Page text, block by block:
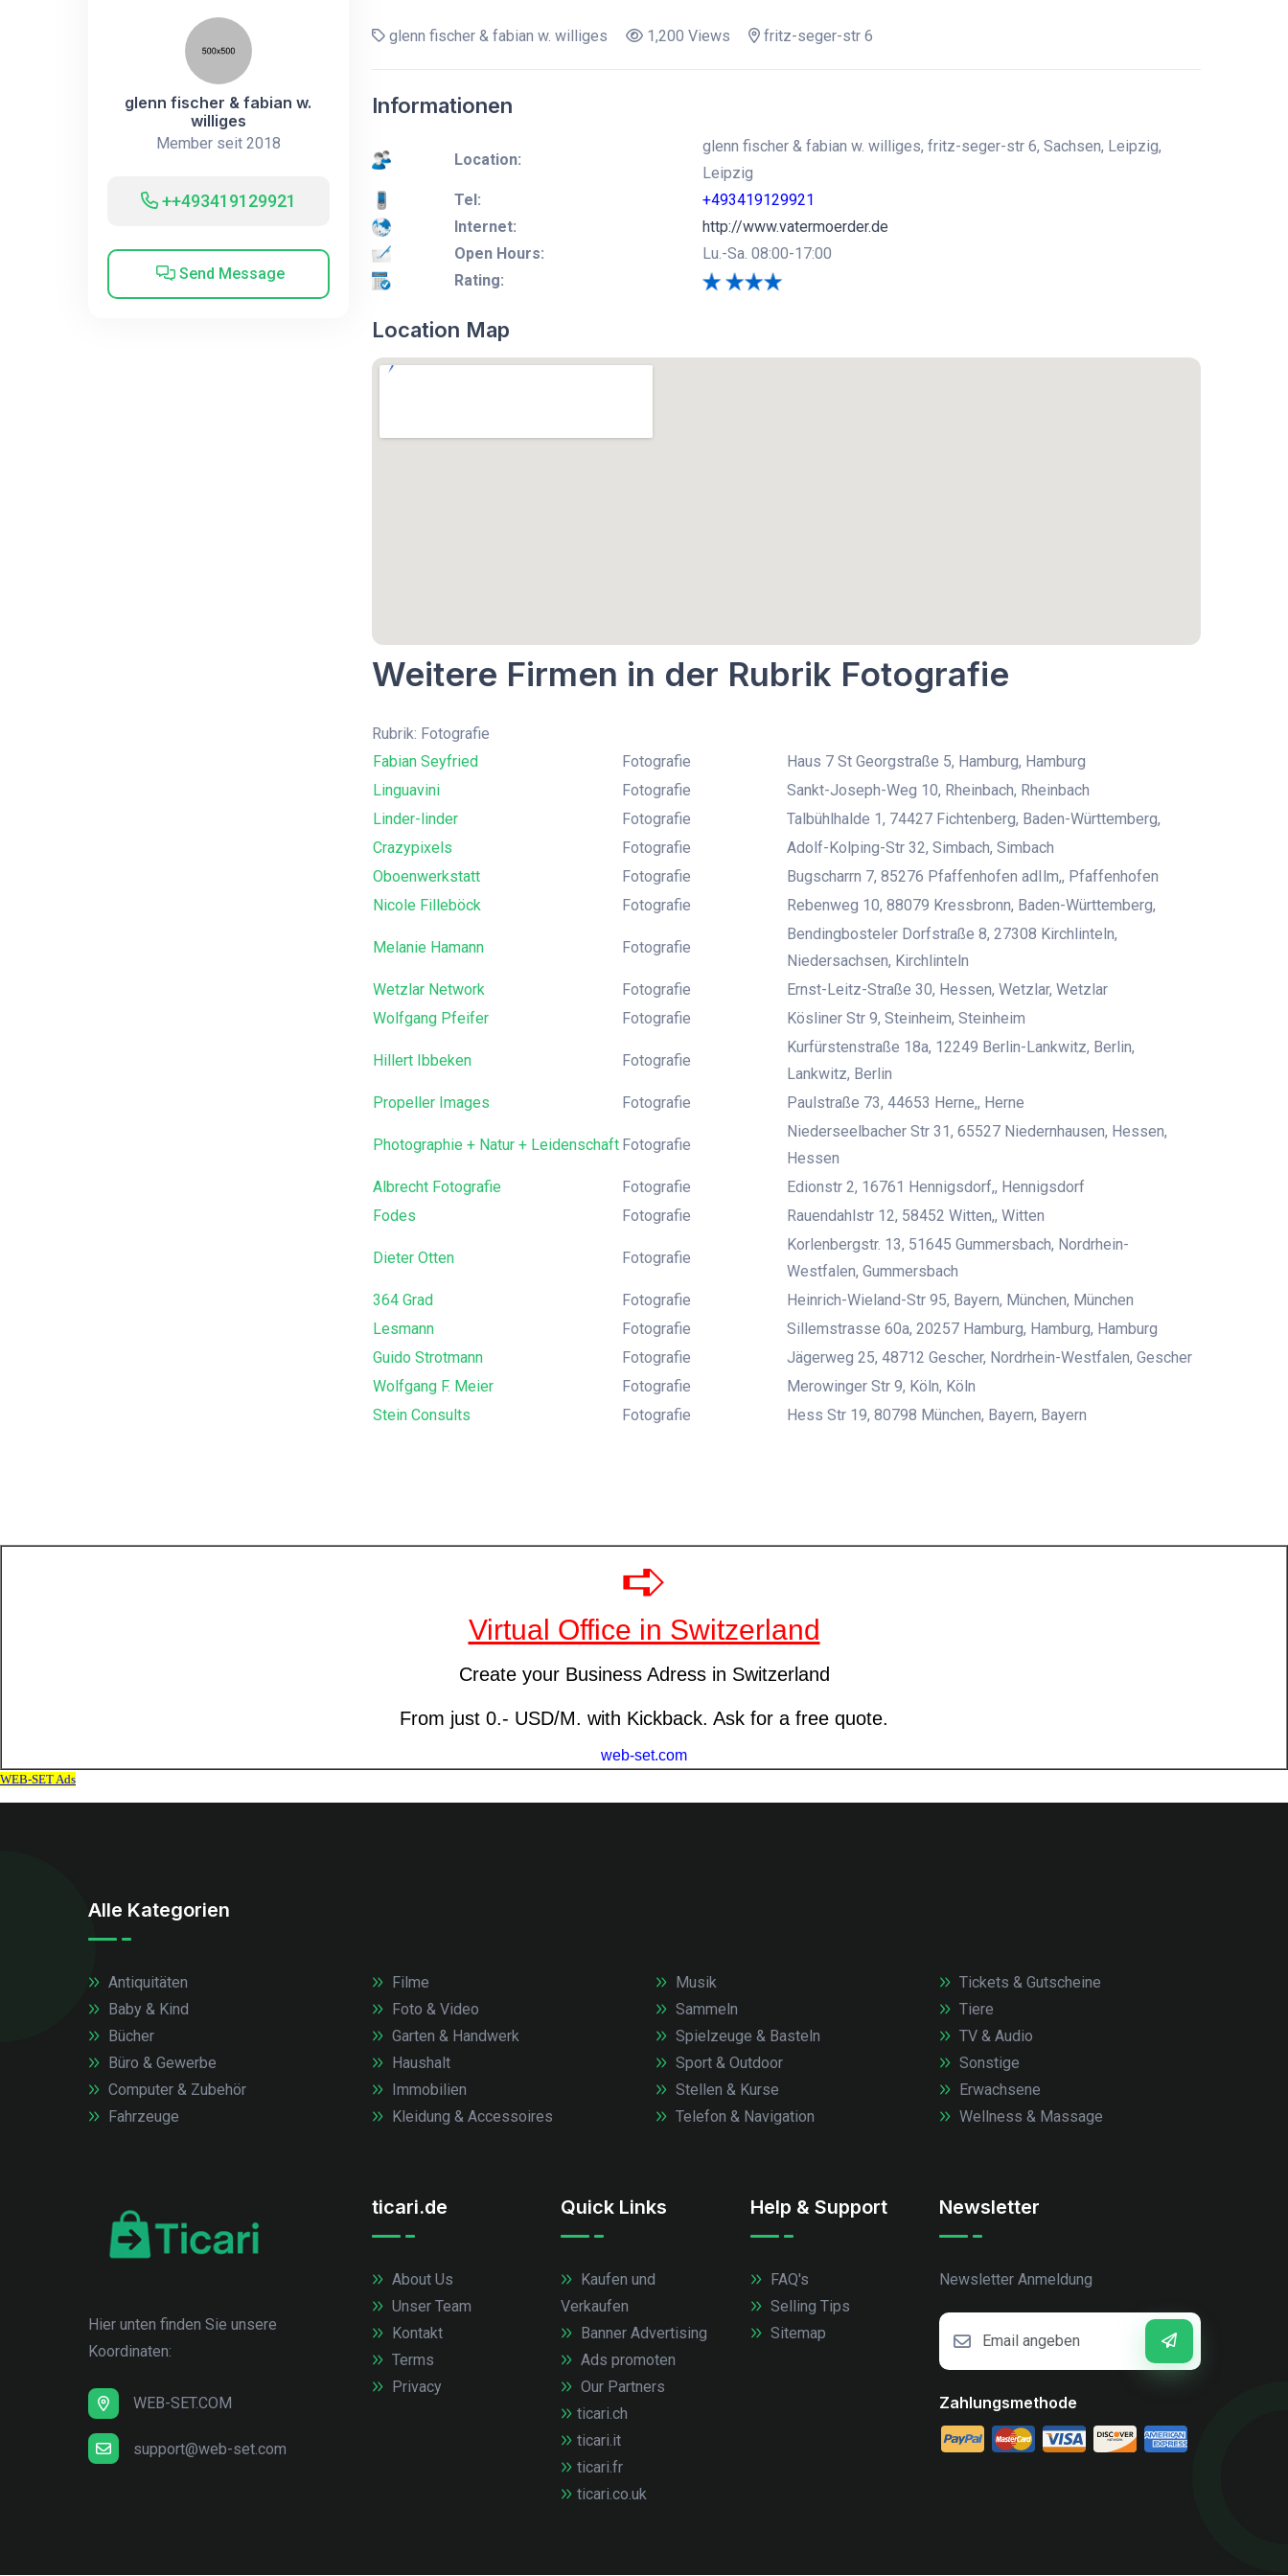
glenn fischer & fabian w.
williges
Member seit 2018
++493419129921
Send Message
glenn fischer & fabian w. williges 1,200 Views fritz-seger-str 6
Informationen
Location:
glenn fischer & fabian w. williges, fritz-seger-str 6, Sachsen, Leipzig,
Leipzig
Tel:
+493419129921
Internet:
http://www.vatermoerder.de
Open Hours:
Lu.-Sa. 08:00-17:00
Rating:
Location Map
Weitere Firmen in der Rubrik Fotografie
Rubrik: Fotografie
Fabian Seyfried
Fotografie
Haus 7 St Georgstraße 5, Hamburg, Hamburg
Linguavini
Fotografie
Sankt-Joseph-Weg 10, Rheinbach, Rheinbach
Linder-linder
Fotografie
Talbühlhalde 1, 74427 Fichtenberg, Baden-Württemberg,
Crazypixels
Fotografie
Adolf-Kolping-Str 32, Simbach, Simbach
Oboenwerkstatt
Fotografie
Bugscharrn 7, 85276 Pfaffenhofen adIlm,, Pfaffenhofen
Nicole Filleböck
Fotografie Rebenweg 10, 88079 Kressbronn, Baden-Württemberg,
Melanie Hamann Fotografie
Bendingbosteler Dorfstraße 8, 27308 Kirchlinteln,
Niedersachsen, Kirchlinteln
Wetzlar Network
Fotografie
Ernst-Leitz-Straße 30, Hessen, Wetzlar, Wetzlar
Wolfgang Pfeifer
Fotografie Kösliner Str 9, Steinheim, Steinheim
Hillert Ibbeken Fotografie
Kurfürstenstraße 18a, 12249 Berlin-Lankwitz, Berlin,
Lankwitz, Berlin
Propeller Images
Fotografie Paulstraße 73, 44653 Herne,, Herne
Photographie + Natur + Leidenschaft Fotografie
Niederseelbacher Str 31, 65527 Niedernhausen, Hessen,
Hessen
Albrecht Fotografie
Fotografie
Edionstr 2, 16761 Hennigsdorf,, Hennigsdorf
Fodes
Fotografie Rauendahlstr 12, 58452 Witten,, Witten
Dieter Otten Fotografie
Korlenbergstr. 13, 51645 Gummersbach, Nordrhein-
Westfalen, Gummersbach
364 Grad
Fotografie
Heinrich-Wieland-Str 95, Bayern, München, München
Lesmann
Fotografie
Sillemstrasse 60a, 20257 Hamburg, Hamburg, Hamburg
Guido Strotmann
Fotografie
Jägerweg 25, 48712 Gescher, Nordrhein-Westfalen, Gescher
Wolfgang F. Meier
Fotografie
Merowinger Str 9, Köln, Köln
Stein Consults
Fotografie Hess Str 19, 80798 München, Bayern, Bayern
Alle Kategorien
Antiquitäten
Baby & Kind
Bücher
Büro & Gewerbe
Computer & Zubehör
Fahrzeuge
Filme
Foto & Video
Garten & Handwerk
Haushalt
Immobilien
Kleidung & Accessoires
Musik
Sammeln
Spielzeuge & Basteln
Sport & Outdoor
Stellen & Kurse
Telefon & Navigation
Tickets & Gutscheine
Tiere
TV & Audio
Sonstige
Erwachsene
Wellness & Massage
Hier unten finden Sie unsere
Koordinaten:
WEB-SET.COM
support@web-set.com
ticari.de
About Us
Unser Team
Kontakt
Terms
Privacy
Quick Links
Kaufen und
Verkaufen
Banner Advertising
Ads promoten
Our Partners
ticari.ch
ticari.it
ticari.fr
ticari.co.uk
Help & Support
FAQ's
Selling Tips
Sitemap
Newsletter
Newsletter Anmeldung
Zahlungsmethode